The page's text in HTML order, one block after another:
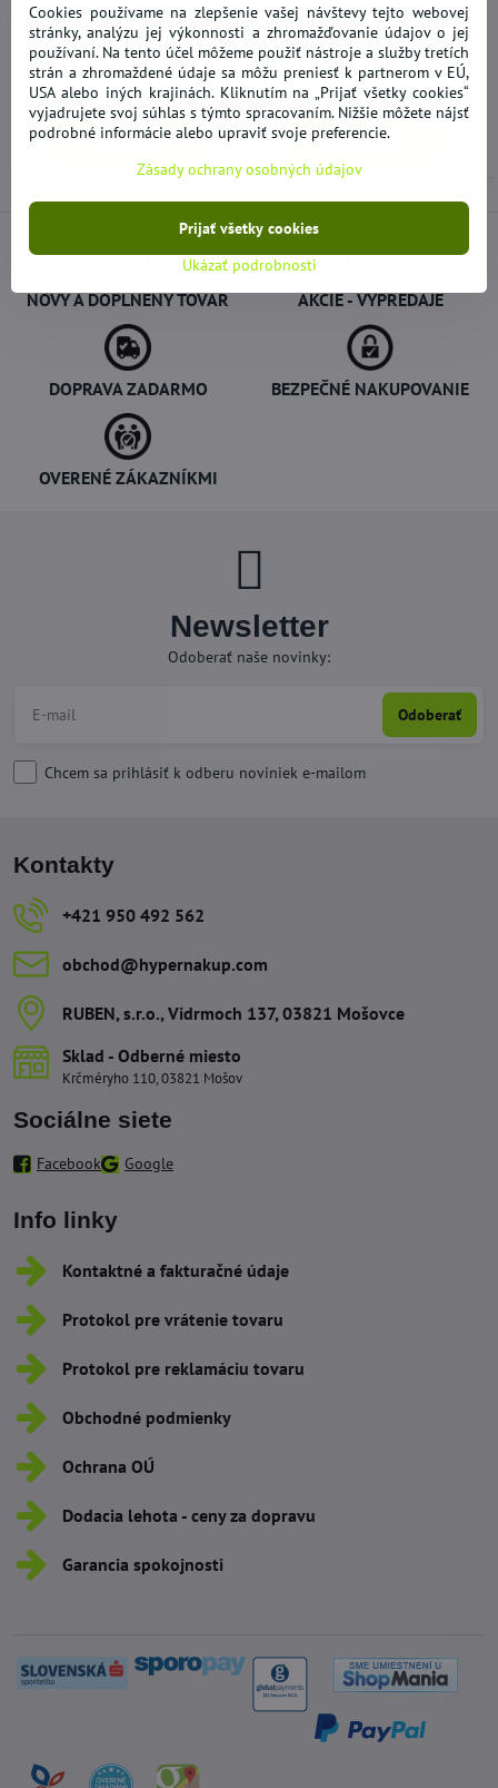
Masážna podložka vankúš
Homedics SGP-1100H
VYPREDANÉ
55,25 €
Zobraziť
Masážny prístroj Body
Massager Homedics HHP-
110 EU
SKLADOM
17,22 €
Do košíka
NOVÝ A DOPLNENÝ TOVAR AKCIE - VÝPREDAJE
DOPRAVA ZADARMO BEZPEČNÉ NAKUPOVANIE
OVERENÉ ZÁKAZNÍKMI
Newsletter
Odoberať naše novinky:
Odoberať
Chcem sa prihlásiť k odberu noviniek e-mailom
Kontakty
+421 950 492 562
obchod​@hypernakup​.com
RUBEN, s​.r​.o​., Vidrmoch 137, 03821 Mošovce
Sklad - Odberné miesto
Krčméryho 110, 03821 Mošov
Sociálne siete
Facebook Google
Info linky
Kontaktné a fakturačné údaje
Protokol pre vrátenie tovaru
Protokol pre reklamáciu tovaru
Obchodné podmienky
Ochrana OÚ
Dodacia lehota - ceny za dopravu
Garancia spokojnosti
Cookies používame na zlepšenie vašej návštevy tejto webovej
stránky, analýzu jej výkonnosti a zhromažďovanie údajov o jej
používaní. Na tento účel môžeme použiť nástroje a služby tretích
strán a zhromaždené údaje sa môžu preniesť k partnerom v EÚ,
USA alebo iných krajinách. Kliknutím na „Prijať všetky cookies“
vyjadrujete svoj súhlas s týmto spracovaním. Nižšie môžete nájsť
podrobné informácie alebo upraviť svoje preferencie.
Zásady ochrany osobných údajov
Ukázať podrobnosti
Prijať všetky cookies